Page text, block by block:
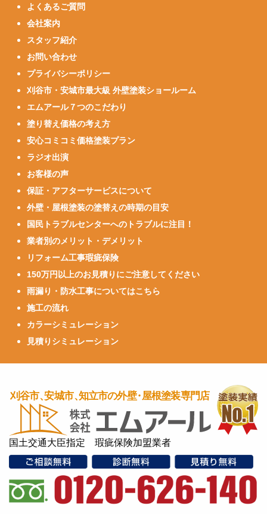
よくあるご質問
会社案内
スタッフ紹介
お問い合わせ
プライバシーポリシー
刈谷市・安城市最大級 外壁塗装ショールーム
エムアール７つのこだわり
塗り替え価格の考え方
安心コミコミ価格塗装プラン
ラジオ出演
お客様の声
保証・アフターサービスについて
外壁・屋根塗装の塗替えの時期の目安
国民トラブルセンターへのトラブルに注目！
業者別のメリット・デメリット
リフォーム工事瑕疵保険
150万円以上のお見積りにご注意してください
雨漏り・防水工事についてはこちら
施工の流れ
カラーシミュレーション
見積りシミュレーション
国土交通大臣指定 瑕疵保険加盟業者